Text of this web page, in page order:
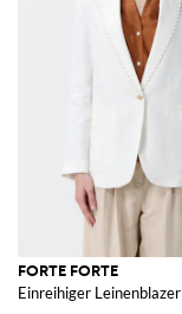
FORTE FORTE
Einreihiger Leinenblazer